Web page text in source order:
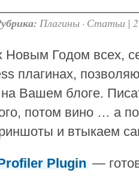
Плагины · Статьи |
Годом всех,
плагинах,
на Вашем блоге.
потом вино … а
и втыкаем
Plugin —